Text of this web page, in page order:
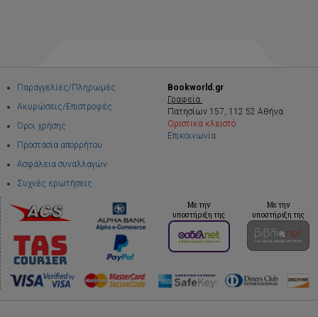
Παραγγελίες/Πληρωμές
Ακυρώσεις/Επιστροφές
Όροι χρήσης
Προστασία απορρήτου
Ασφάλεια συναλλαγών
Συχνές ερωτήσεις
Bookworld.gr
Γραφεία:
Πατησίων 157, 112 52 Αθήνα
Οριστικά κλειστό
Επικοινωνία
Με την
υποστήριξη της
Με την
υποστήριξη της